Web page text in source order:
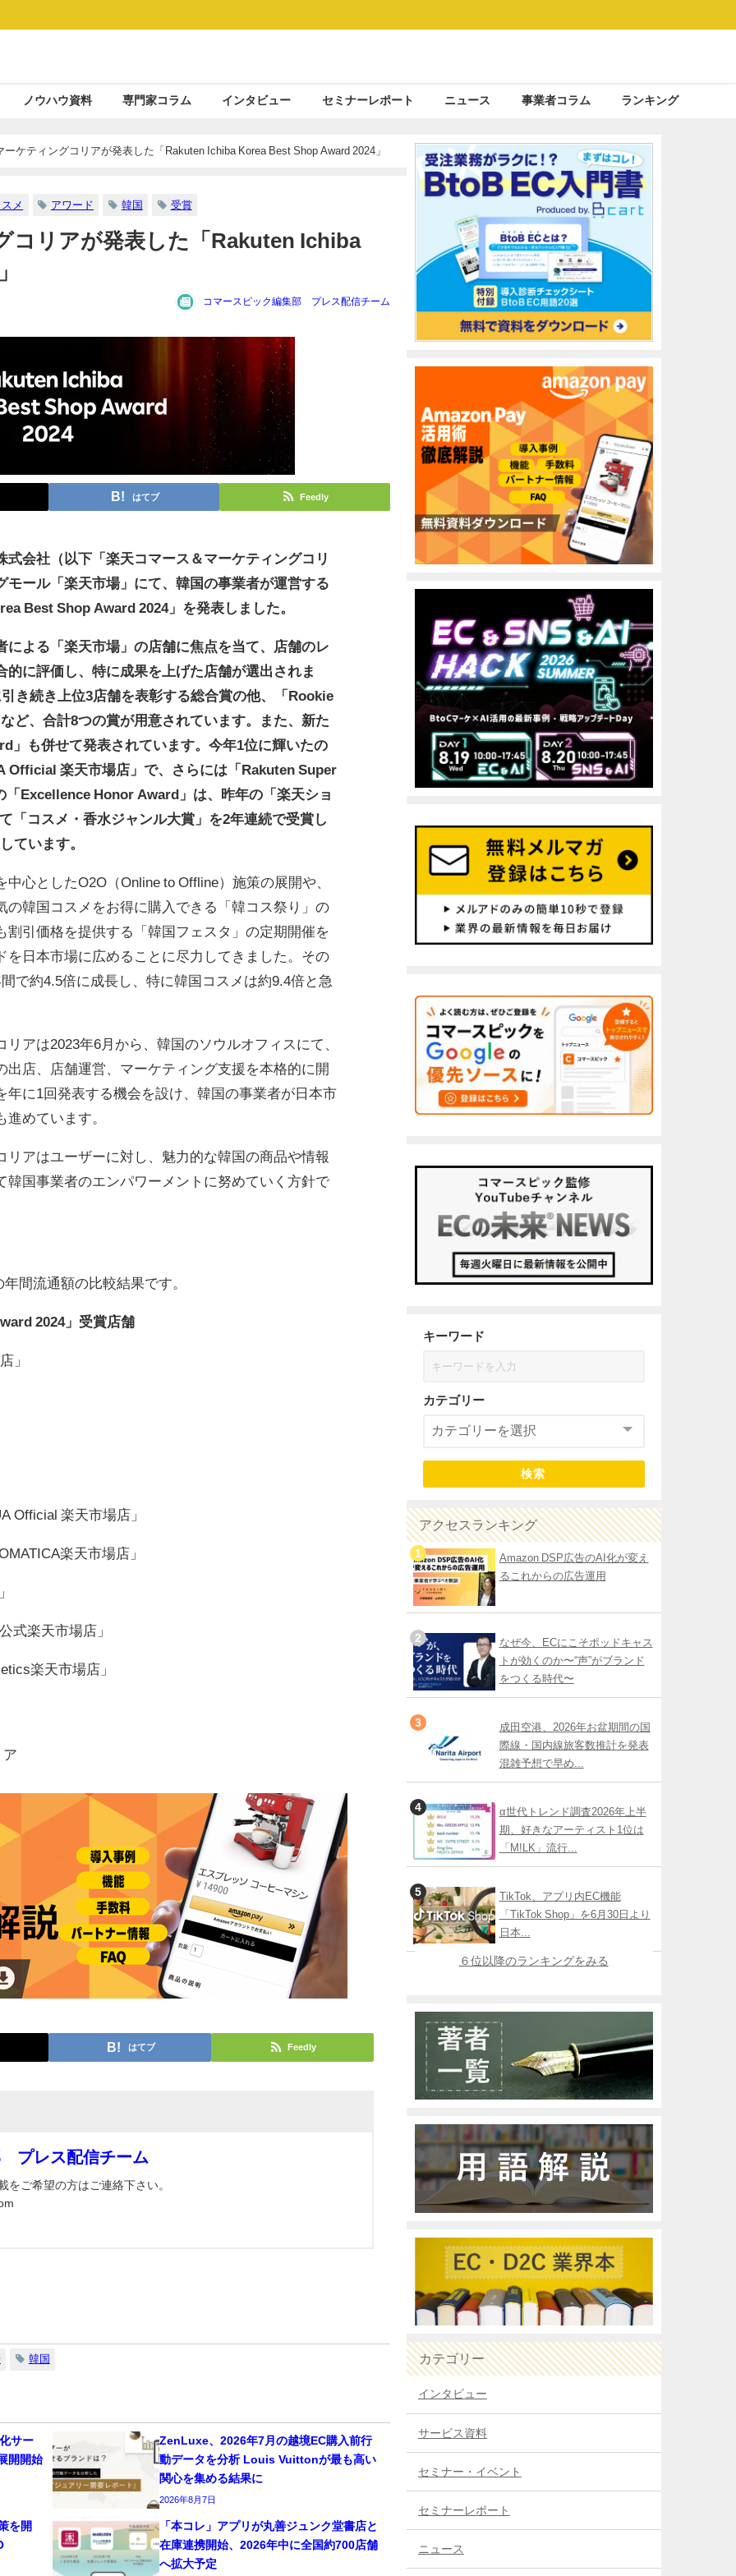
ノウハウ資料 専門家コラム インタビュー セミナーレポート ニュース 事業者コラム ランキング
ケティングコリアが発表した「Rakuten Ichiba Korea Best Shop Award 2024」
メ アワード 韓国 受賞
コリアが発表した「Rakuten Ichiba
コマースピック編集部 プレス配信チーム
はてブ Feedly
会社（以下「楽天コマース＆マーケティングコリ
ール「楽天市場」にて、韓国の事業者が運営する
Best Shop Award 2024」を発表しました。
よる「楽天市場」の店舗に焦点を当て、店舗のレ
に評価し、特に成果を上げた店舗が選出されま
き続き上位3店舗を表彰する総合賞の他、「Rookie
ど、合計8つの賞が用意されています。また、新た
」も併せて発表されています。今年1位に輝いたの
Official 楽天市場店」で、さらには「Rakuten Super
Excellence Honor Award」は、昨年の「楽天ショ
「コスメ・香水ジャンル大賞」を2年連続で受賞し
ています。
心としたO2O（Online to Offline）施策の展開や、
韓国コスメをお得に購入できる「韓コス祭り」の
引価格を提供する「韓国フェスタ」の定期開催を
日本市場に広めることに尽力してきました。その
で約4.5倍に成長し、特に韓国コスメは約9.4倍と急
アは2023年6月から、韓国のソウルオフィスにて、
店、店舗運営、マーケティング支援を本格的に開
に1回発表する機会を設け、韓国の事業者が日本市
めています。
アはユーザーに対し、魅力的な韓国の商品や情報
国事業者のエンパワーメントに努めていく方針で
間流通額の比較結果です。
2024」受賞店舗
」
Official 楽天市場店」
楽天市場店」
式楽天市場店」
楽天市場店」
ア
はてブ Feedly
プレス配信チーム
をご希望の方はご連絡下さい。
韓国
サー
開開始
ZenLuxe、2026年7月の越境EC購入前行
動データを分析 Louis Vuittonが最も高い
関心を集める結果に
2026年8月7日
を開
「本コレ」アプリが丸善ジュンク堂書店と
在庫連携開始、2026年中に全国約700店舗
へ拡大予定
キーワード
カテゴリー
検索
アクセスランキング
Amazon DSP広告のAI化が変え
るこれからの広告運用
なぜ今、ECにこそポッドキャス
トが効くのか〜“声”がブランド
をつくる時代〜
成田空港、2026年お盆期間の国
際線・国内線旅客数推計を発表
混雑予想で早め...
α世代トレンド調査2026年上半
期、好きなアーティスト1位は
「M!LK」流行...
TikTok、アプリ内EC機能
「TikTok Shop」を6月30日より
日本...
６位以降のランキングをみる
カテゴリー
インタビュー
サービス資料
セミナー・イベント
セミナーレポート
ニュース